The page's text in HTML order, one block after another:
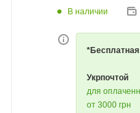
В наличии
Укрпочтой
для
от 3000 грн